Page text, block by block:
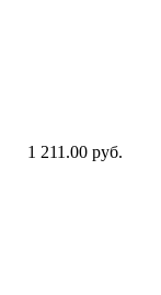
1 211.00 руб.